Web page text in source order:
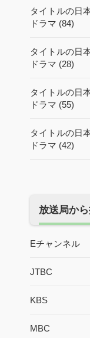
タイトルの日
ドラマ (84)
タイトルの日
ドラマ (28)
タイトルの日
ドラマ (55)
タイトルの日
ドラマ (42)
放送局か
Eチャンネル
JTBC
KBS
MBC